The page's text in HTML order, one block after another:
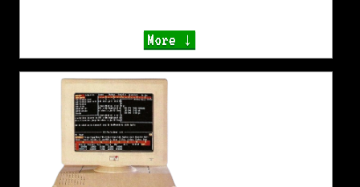
More ↓